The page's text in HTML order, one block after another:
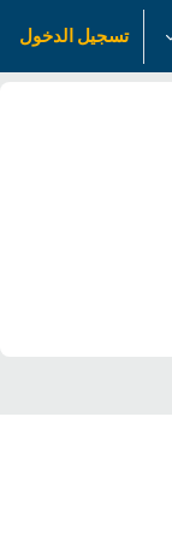
تسجيل الدخول